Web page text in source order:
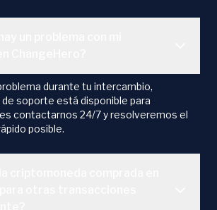
durante tu intercambio,
soporte está disponible para
contactarnos 24/7 y resolveremos el
posible.